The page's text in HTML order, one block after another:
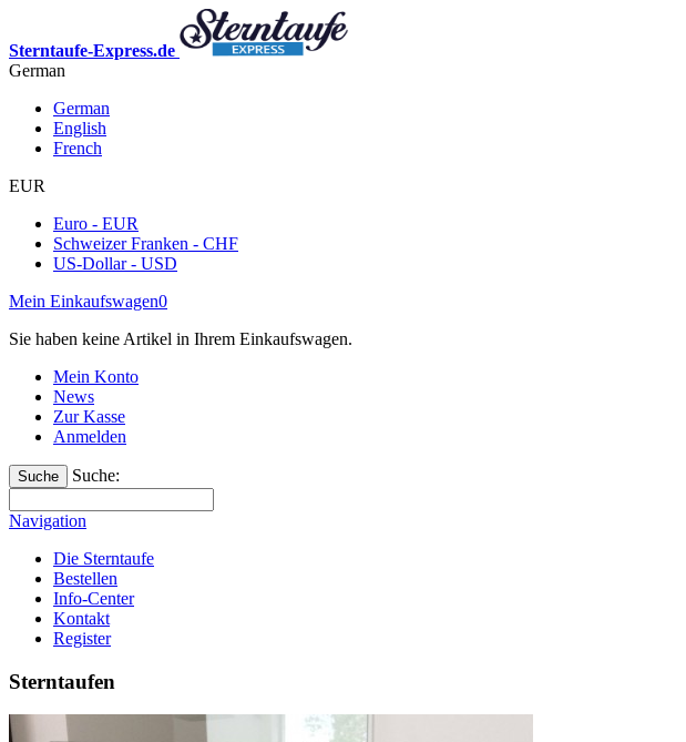
Sterntaufe-Express.de
German
German
English
French
EUR
Euro - EUR
Schweizer Franken - CHF
US-Dollar - USD
Mein Einkaufswagen0
Sie haben keine Artikel in Ihrem Einkaufswagen.
Mein Konto
News
Zur Kasse
Anmelden
Suche Suche:
Navigation
Die Sterntaufe
Bestellen
Info-Center
Kontakt
Register
Sterntaufen